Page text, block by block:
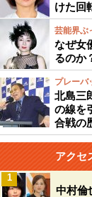
けた回
芸能界ぶ
なぜ女
るのか
プレーバ
北島三
の線を
合戦の
アクセ
中村倫
1